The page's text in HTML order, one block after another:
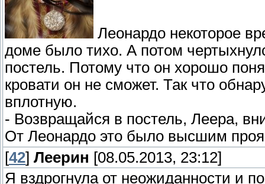
Леонардо некоторое
доме было тихо. А потом
постель. Потому что он хорошо
кровати он не сможет. Так что
вплотную.
- Возвращайся в постель, Леера,
От Леонардо это было высшим
[42] Леерин [08.05.2013, 23:12]
Я вздрогнула от неожиданности и